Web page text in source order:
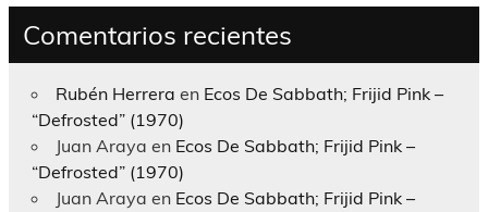
Comentarios recientes
Rubén Herrera en Ecos De Sabbath; Frijid Pink –
“Defrosted” (1970)
Juan Araya en Ecos De Sabbath; Frijid Pink –
“Defrosted” (1970)
Juan Araya en Ecos De Sabbath; Frijid Pink –